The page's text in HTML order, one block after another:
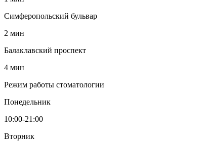
Симферопольский бульвар
2 мин
Балаклавский проспект
4 мин
Режим работы стоматологии
Понедельник
10:00-21:00
Вторник